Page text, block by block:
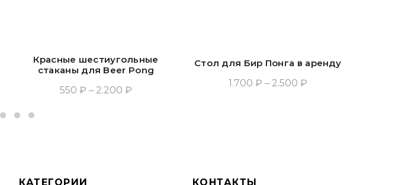
Красные шестиугольные
стаканы для Beer Pong
550 ₽ – 2.200 ₽
Стол для Бир Понга в аренду
1.700 ₽ – 2.500 ₽
КАТЕГОРИИ КОНТАКТЫ